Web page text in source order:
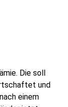
Die soll
und
einem